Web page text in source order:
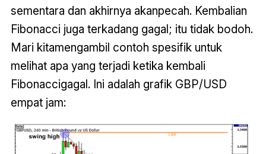
sementara dan akhirnya akanpecah. Kembalian
Fibonacci juga terkadang gagal; itu tidak bodoh.
Mari kitamengambil contoh spesifik untuk
melihat apa yang terjadi ketika kembali
Fibonaccigagal. Ini adalah grafik GBP/USD
empat jam: